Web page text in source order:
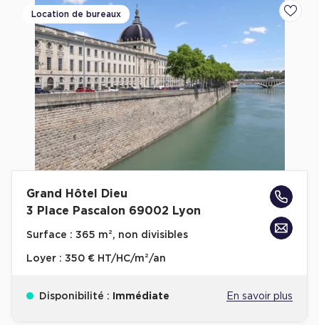
Location de bureaux
Grand Hôtel Dieu
3 Place Pascalon 69002 Lyon
Surface : 365 m², non divisibles
Loyer : 350 € HT/HC/m²/an
Disponibilité : Immédiate En savoir plus